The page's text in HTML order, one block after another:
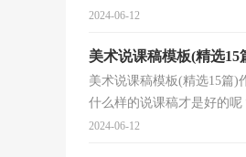
2024-06-12
美术说课稿模板(精选15
美术说课稿模板(精选15篇)
什么样的说课稿才是好的呢
2024-06-12